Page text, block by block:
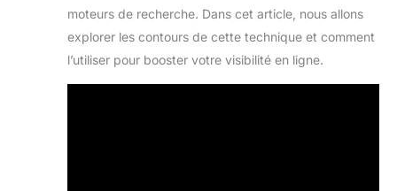
moteurs de recherche. Dans cet article, nous allons
explorer les contours de cette technique et comment
l’utiliser pour booster votre visibilité en ligne.